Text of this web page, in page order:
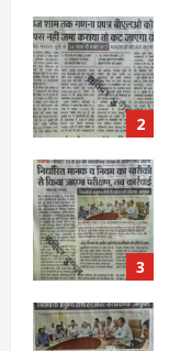
3
4